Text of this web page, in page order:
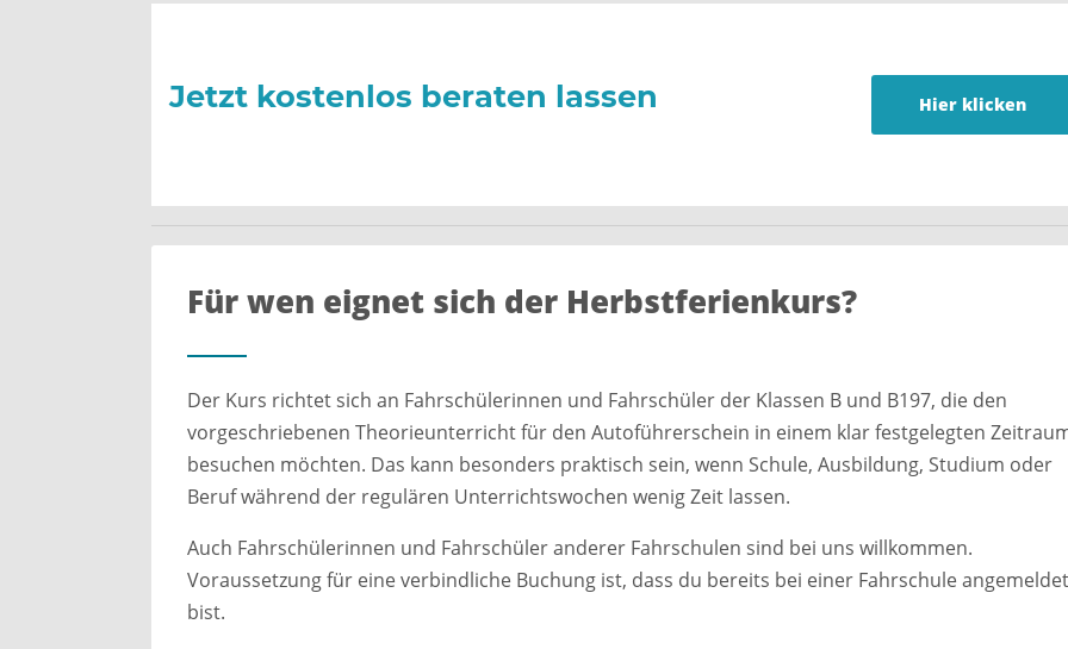
Jetzt kostenlos beraten lassen Hier klicken
Für wen eignet sich der Herbstferienkurs?
Der Kurs richtet sich an Fahrschülerinnen und Fahrschüler der Klassen B und B197, die den
vorgeschriebenen Theorieunterricht für den Autoführerschein in einem klar festgelegten
besuchen möchten. Das kann besonders praktisch sein, wenn Schule, Ausbildung, Studium oder
Beruf während der regulären Unterrichtswochen wenig Zeit lassen.
Auch Fahrschülerinnen und Fahrschüler anderer Fahrschulen sind bei uns willkommen.
Voraussetzung für eine verbindliche Buchung ist, dass du bereits bei einer Fahrschule angemeldet
bist.